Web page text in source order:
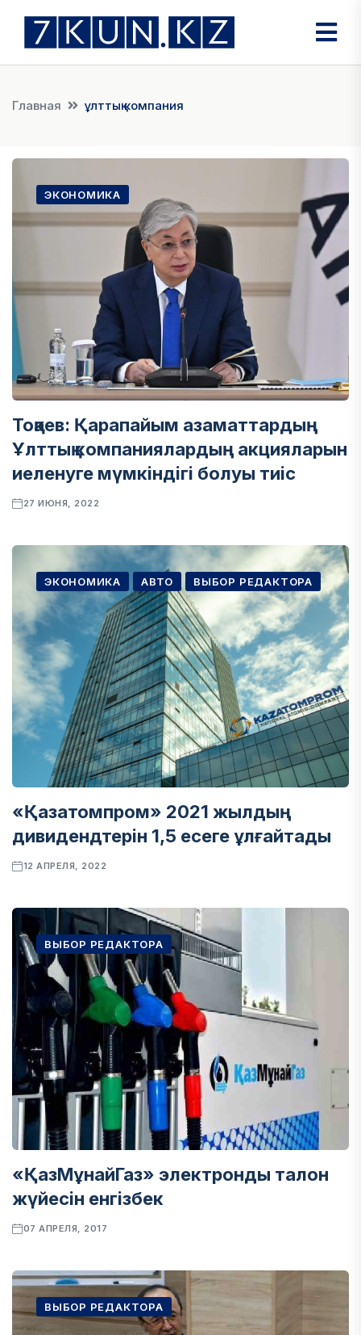
Главная ұлттық компания
ЭКОНОМИКА
Тоқаев: Қарапайым азаматтардың
Ұлттық компаниялардың акцияларын
иеленуге мүмкіндігі болуы тиіс
27 ИЮНЯ, 2022
ЭКОНОМИКА АВТО ВЫБОР РЕДАКТОРА
«Қазатомпром» 2021 жылдың
дивидендтерін 1,5 есеге ұлғайтады
12 АПРЕЛЯ, 2022
ВЫБОР РЕДАКТОРА
«ҚазМұнайГаз» электронды талон
жүйесін енгізбек
07 АПРЕЛЯ, 2017
ВЫБОР РЕДАКТОРА